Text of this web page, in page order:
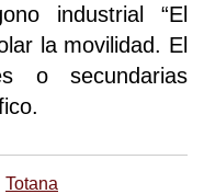
industrial “El
la movilidad. El
o secundarias
Totana